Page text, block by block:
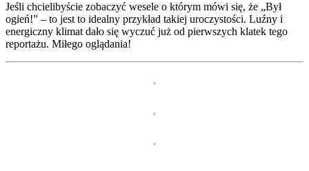
Jeśli chcielibyście zobaczyć wesele o którym mówi się, że „Był
ogień!” – to jest to idealny przykład takiej uroczystości. Luźny i
energiczny klimat dało się wyczuć już od pierwszych klatek tego
reportażu. Miłego oglądania!